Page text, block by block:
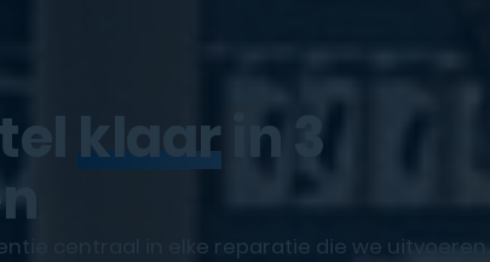
klaarin 3
centraal in elke reparatie die we uitvoeren.